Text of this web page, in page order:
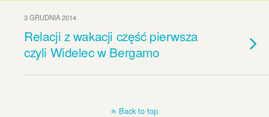
3 GRUDNIA 2014
Relacji z wakacji część pierwsza
czyli Widelec w Bergamo
Back to top